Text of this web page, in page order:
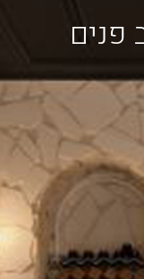
פנים